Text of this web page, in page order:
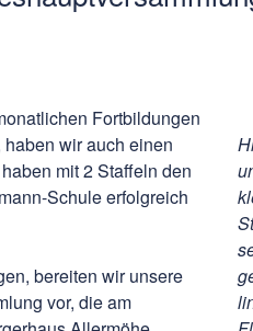
Fortbildungen
wir auch einen
mit 2 Staffeln den
Schule erfolgreich
bereiten wir unsere
vor, die am